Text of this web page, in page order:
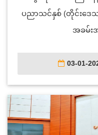
ပညာသင်နှစ် (တိုင်းဒေ
အခမ်း
03-01-